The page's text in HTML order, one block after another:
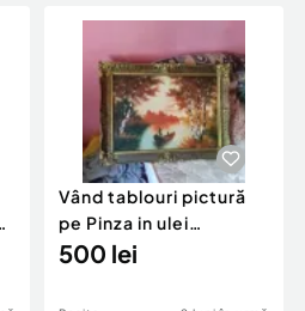
profesionale
Vând tablouri pictură
pe Pinza in ulei
semnate de Vasile
500 lei